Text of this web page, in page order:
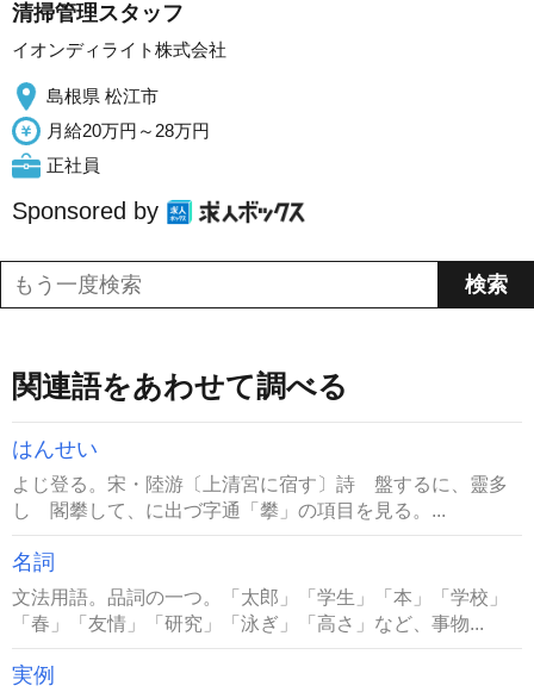
清掃管理スタッフ
イオンディライト株式会社
島根県 松江市
月給20万円～28万円
正社員
Sponsored by
関連語をあわせて調べる
はんせい
よじ登る。宋・陸游〔上清宮に宿す〕詩 盤するに、靈多
し 閣攀して、に出づ字通「攀」の項目を見る。...
名詞
文法用語。品詞の一つ。「太郎」「学生」「本」「学校」
「春」「友情」「研究」「泳ぎ」「高さ」など、事物...
実例